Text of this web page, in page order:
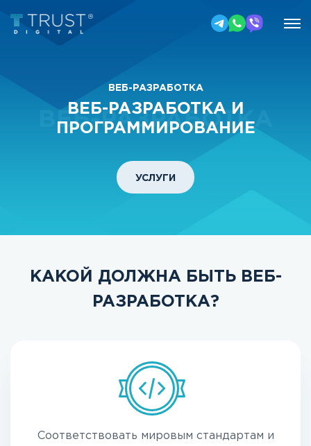
ВЕБ-РАЗРАБОТКА
ВЕБ-РАЗРАБОТКА
ВЕБ-РАЗРАБОТКА И
ПРОГРАММИРОВАНИЕ
УСЛУГИ
КАКОЙ ДОЛЖНА БЫТЬ ВЕБ-
РАЗРАБОТКА?
Соответствовать мировым стандартам и